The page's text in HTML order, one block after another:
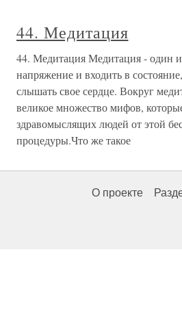
44. Медитация
44. Медитация Медитация - один
напряжение и входить в
слышать свое сердце. Вокруг
великое множество мифов,
здравомыслящих людей от этой
процедуры.Что же такое
О проекте